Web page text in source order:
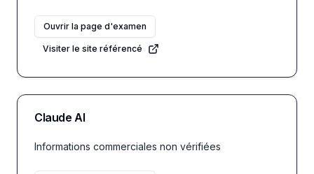
Ouvrir la page d'examen
Visiter le site référencé
Claude AI
Informations commerciales non vérifiées